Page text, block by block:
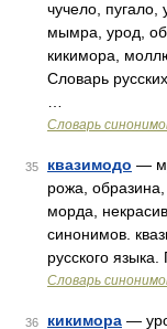
чучело,
мымра, урод,
кикимора,
Словарь
Словарь
35 квазимодо —
рожа,
морда,
синонимов.
русского
Словарь
36 кикимора —